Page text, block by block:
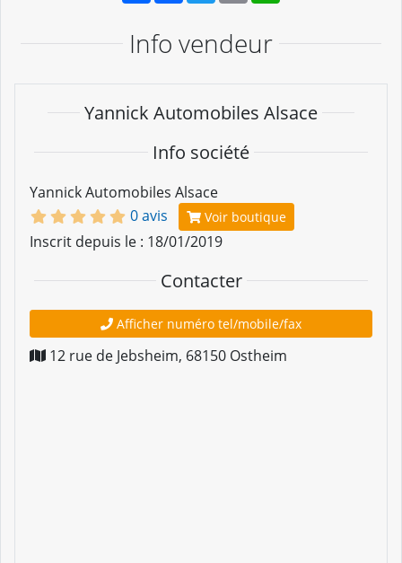
Info vendeur
Yannick Automobiles Alsace
Info société
Yannick Automobiles Alsace
0 avis
Voir boutique
Inscrit depuis le : 18/01/2019
Contacter
Afficher numéro tel/mobile/fax
12 rue de Jebsheim, 68150 Ostheim